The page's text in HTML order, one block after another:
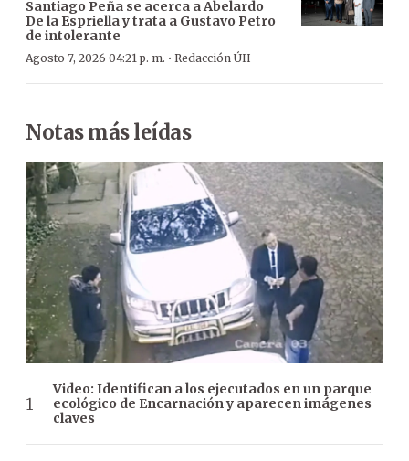
Santiago Peña se acerca a Abelardo
De la Espriella y trata a Gustavo Petro
de intolerante
Agosto 7, 2026 04:21 p. m. · Redacción ÚH
Notas más leídas
Video: Identifican a los ejecutados en un parque
ecológico de Encarnación y aparecen imágenes
claves